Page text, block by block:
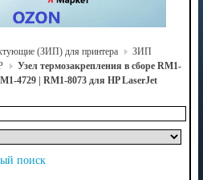
(ЗИП) для принтера
ЗИП
Узел термозакрепления в сборе RM1-
4729 | RM1-8073 для HP LaserJet
поиск